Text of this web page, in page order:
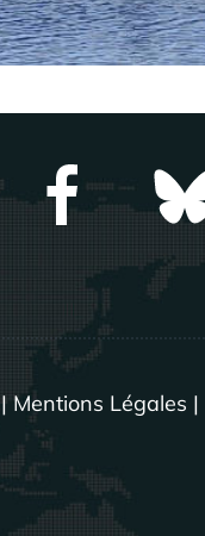
|Mentions Légales |